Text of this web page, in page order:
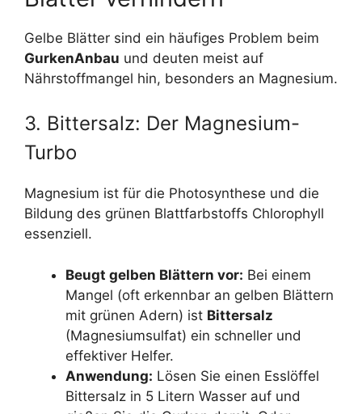
Gelbe Blätter sind ein häufiges Problem beim
GurkenAnbau und deuten meist auf
Nährstoffmangel hin, besonders an Magnesium.
3. Bittersalz: Der Magnesium-
Turbo
Magnesium ist für die Photosynthese und die
Bildung des grünen Blattfarbstoffs Chlorophyll
essenziell.
Beugt gelben Blättern vor: Bei einem
Mangel (oft erkennbar an gelben Blättern
mit grünen Adern) ist Bittersalz
(Magnesiumsulfat) ein schneller und
effektiver Helfer.
Anwendung: Lösen Sie einen Esslöffel
Bittersalz in 5 Litern Wasser auf und